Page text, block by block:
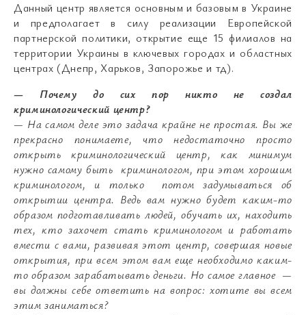
Данный центр является основным и базовым в Украине
и предполагает в силу реализации Европейской
партнерской политики, открытие еще 15 филиалов на
территории Украины в ключевых городах и областных
центрах (Днепр, Харьков, Запорожье и тд).
— Почему до сих пор никто не создал
криминологический центр?
— На самом деле это задача крайне не простая. Вы же
прекрасно понимаете, что недостаточно просто
открыть криминологический центр, как минимум
нужно самому быть криминологом, при этом хорошим
криминологом, и только потом задумываться об
открытии центра. Ведь вам нужно будет каким-то
образом подготавливать людей, обучать их, находить
тех, кто захочет стать криминологом и работать
вмести с вами, развивая этот центр, совершая новые
открытия, при всем этом вам еще необходимо каким-
то образом зарабатывать деньги. Но самое главное —
вы должны себе ответить на вопрос: хотите вы всем
этим заниматься?